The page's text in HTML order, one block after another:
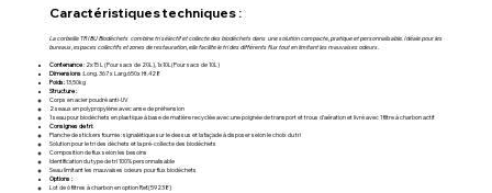
Caractéristiques techniques :
La corbeille TRIBU Biodéchets combine tri sélectif et collecte des biodéchets dans une solution compacte, pratique et personnalisable. Idéale pour les
bureaux, espaces collectifs et zones de restauration, elle facilite le tri des différents flux tout en limitant les mauvaises odeurs.
Contenance: 2x15 L (Pour sacs de 20L), 1x10L(Pour sacs de 10L)
Dimensions :Long. 367 x Larg.650x Ht.428
Poids:13,50kg
Structure :
Corps en acier poudré anti-UV
2 seaux en polypropylène avec anse de préhension
1 seau pour biodéchets en plastique à base de matière recyclée avec une poignée de transport et trous d'aération et livré avec 1 filtre à charbon actif
Consignes de tri:
Planche de stickers fournie : signalétique sur le dessus et la façade à disposer selon le choix du tri
Solution pour le tri des déchets et la pré-collecte des biodéchets
Composition de flux selon les besoins
Identification du type de tri 100% personnalisable
Seau limitant les mauvaises odeurs pour flux biodéchets
Options :
Lot de 6 filtres à charbon en option Ref.(59238)